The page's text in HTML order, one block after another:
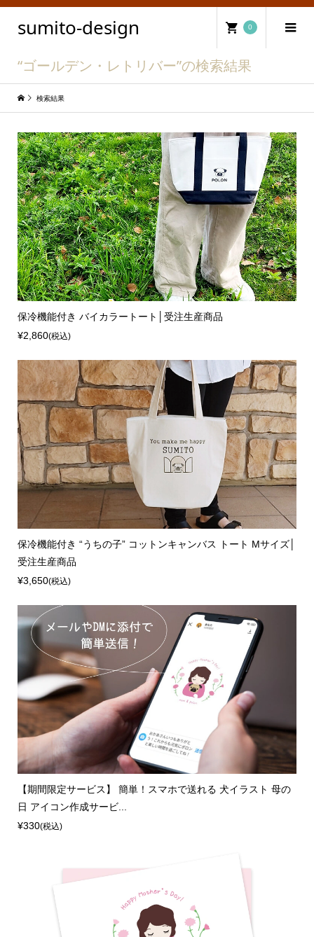
sumito-design 0
“ゴールデン・レトリバー”の検索結果
検索結果
保冷機能付き バイカラートート│受注生産商品
¥2,860(税込)
保冷機能付き “うちの子” コットンキャンバス トート Mサイズ│
受注生産商品
¥3,650(税込)
【期間限定サービス】 簡単！スマホで送れる 犬イラスト 母の
日 アイコン作成サービ...
¥330(税込)